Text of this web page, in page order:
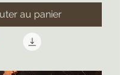
au panier